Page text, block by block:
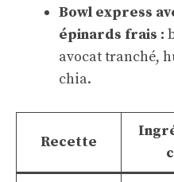
Bowl express
épinards frais :
avocat tranché,
chia.
Recette